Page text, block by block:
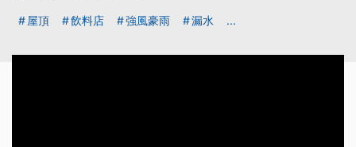
屋頂 飲料店 強風豪雨 漏水 ...